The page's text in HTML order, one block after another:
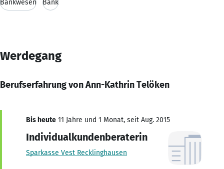
Bankwesen Bank
Werdegang
Berufserfahrung von Ann-Kathrin Telöken
Bis heute 11 Jahre und 1 Monat, seit Aug. 2015
Individualkundenberaterin
Sparkasse Vest Recklinghausen